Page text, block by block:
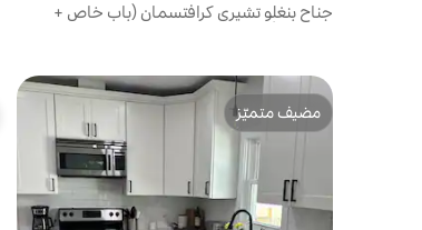
جناح بنغلو تشيري كرافتسمان (باب خاص +
مضيف متميّز
مضيف متميّز